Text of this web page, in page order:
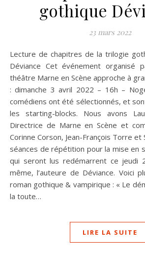
gothique
23 mars 2022
Lecture de chapitres de la trilogie gothique & vampirique
Déviance Cet événement organisé
théâtre Marne en Scène approche à
: dimanche 3 avril 2022 – 16h –
comédiens ont été sélectionnés, et
les starting-blocks. Nous avons
Directrice de Marne en Scène et
Corinne Corson, Jean-François Torre et
séances de répétition pour la mise en
qui seront lus redémarrent ce jeudi
même, l’auteure de Déviance. Voici
roman gothique & vampirique : « Le
la toute…
LIRE LA SUITE